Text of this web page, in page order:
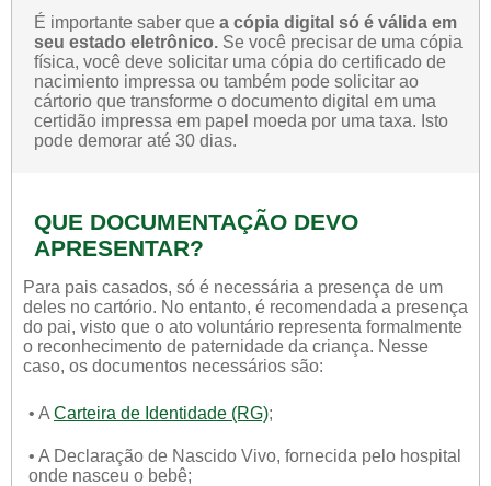
É importante saber que a cópia digital só é válida em
seu estado eletrônico. Se você precisar de uma cópia
física, você deve solicitar uma cópia do certificado de
nacimiento impressa ou também pode solicitar ao
cártorio que transforme o documento digital em uma
certidão impressa em papel moeda por uma taxa. Isto
pode demorar até 30 dias.
QUE DOCUMENTAÇÃO DEVO
APRESENTAR?
Para pais casados, só é necessária a presença de um
deles no cartório. No entanto, é recomendada a presença
do pai, visto que o ato voluntário representa formalmente
o reconhecimento de paternidade da criança. Nesse
caso, os documentos necessários são:
• A Carteira de Identidade (RG);
• A Declaração de Nascido Vivo, fornecida pelo hospital
onde nasceu o bebê;